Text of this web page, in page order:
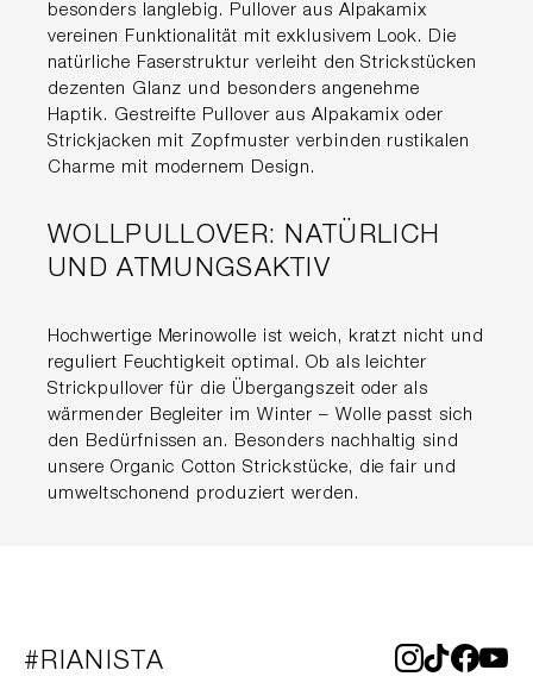
besonders langlebig. Pullover aus Alpakamix
vereinen Funktionalität mit exklusivem Look. Die
natürliche Faserstruktur verleiht den Strickstücken
dezenten Glanz und besonders angenehme
Haptik. Gestreifte Pullover aus Alpakamix oder
Strickjacken mit Zopfmuster verbinden rustikalen
Charme mit modernem Design.
WOLLPULLOVER: NATÜRLICH
UND ATMUNGSAKTIV
Hochwertige Merinowolle ist weich, kratzt nicht und
reguliert Feuchtigkeit optimal. Ob als leichter
Strickpullover für die Übergangszeit oder als
wärmender Begleiter im Winter – Wolle passt sich
den Bedürfnissen an. Besonders nachhaltig sind
unsere Organic Cotton Strickstücke, die fair und
umweltschonend produziert werden.
#RIANISTA